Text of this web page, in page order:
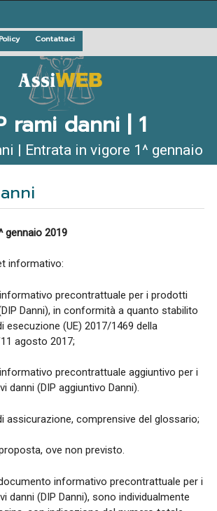
Contattaci
rami danni | 1
| Entrata in vigore 1^ gennaio
- art. 19 Reg. IVASS n. 41
gennaio 2019
informativo:
precontrattuale per i prodotti
Danni), in conformità a quanto stabilito
esecuzione (UE) 2017/1469 della
agosto 2017;
precontrattuale aggiuntivo per i
danni (DIP aggiuntivo Danni).
comprensive del glossario;
ove non previsto.
informativo precontrattuale per i
danni (DIP Danni), sono individualmente